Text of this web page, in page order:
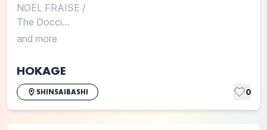
NOEL FRAISE /
The Docci...
and more
HOKAGE
SHINSAIBASHI 0